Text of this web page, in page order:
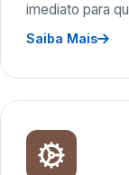
imediato para
Saiba Mais